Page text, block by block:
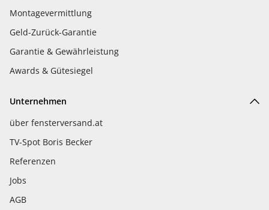
Montagevermittlung
Geld-Zurück-Garantie
Garantie & Gewährleistung
Awards & Gütesiegel
Unternehmen
über fensterversand.at
TV-Spot Boris Becker
Referenzen
Jobs
AGB